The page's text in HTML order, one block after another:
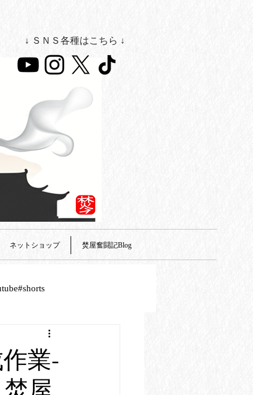
↓ ＳＮＳ各種はこちら ↓
ネットショップ 焚屋奮闘記Blog
業-